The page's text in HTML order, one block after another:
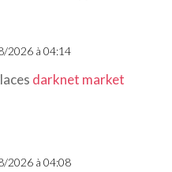
2026 à 04:14
darknet market
2026 à 04:08